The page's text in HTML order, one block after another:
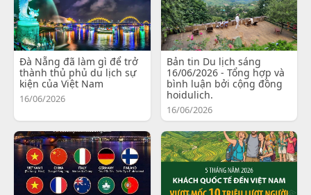
Đà Nẵng đã làm gì để trở
thành thủ phủ du lịch sự
kiện của Việt Nam
16/06/2026
Bản tin Du lịch sáng
16/06/2026 - Tổng hợp và
bình luận bởi cộng đồng
hoidulich.
16/06/2026